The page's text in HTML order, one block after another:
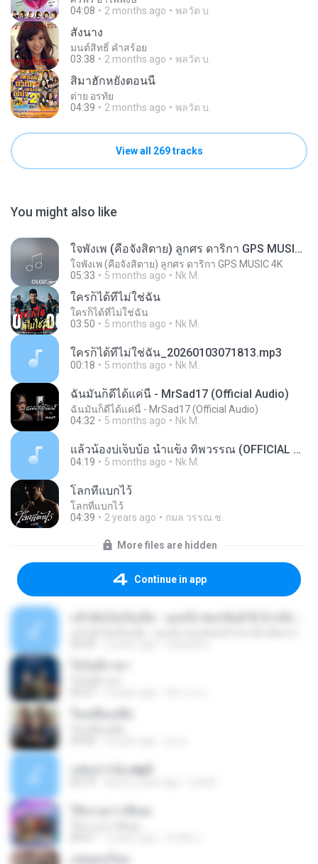
04:08
2 months ago พลวัต บ.
สั่งนาง
มนต์สิทธิ์ คำสร้อย
03:38
2 months ago พลวัต บ.
สิมาฮักหยังตอนนี้
ต่าย อรทัย
04:39
2 months ago พลวัต บ.
View all 269 tracks
You might also like
ใจพังเพ (คือจังสิตาย) ลูกศร ดาริกา GPS MUSIC 4K
ใจพังเพ (คือจังสิตาย) ลูกศร ดาริกา GPS MUSIC 4K
05:33
5 months ago Nk M.
ใครก็ได้ที่ไม่ใช่ฉัน
ใครก็ได้ที่ไม่ใช่ฉัน
03:50
5 months ago Nk M.
ใครก็ได้ที่ไม่ใช่ฉัน_20260103071813.mp3
00:18 5 months ago Nk M.
ฉันมันก็ดีได้แค่นี้ - MrSad17 (Official Audio)
ฉันมันก็ดีได้แค่นี้ - MrSad17 (Official Audio)
04:32
5 months ago Nk M.
แล้วน้องบ่เจ็บบ้อ น้ำแข็ง ทิพวรรณ (OFFICIAL MV)-8681b86eb2fa13b80b665829ee885d70 (1).mp3
04:19 5 months ago Nk M.
โลกที่แบกไว้
โลกที่แบกไว้
04:39
2 years ago กมล วรรณ ช.
More files are hidden
Continue in app
แฟนบ่ว่าบ้อ.mp3